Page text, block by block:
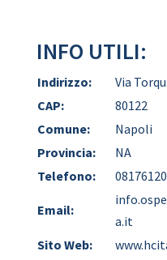
INFO UTILI:
Indirizzo:
Via
CAP:
80122
Comune:
Napoli
Provincia:
NA
Telefono:
Email:
a.it
Sito Web: